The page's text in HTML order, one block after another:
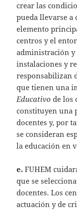
crear las
pueda llevarse a
elemento
centros y el
administración y
instalaciones y
responsabilizan
que tienen una
Educativo de los
constituyen una
docentes y, por
se consideran
la educación en
e.FUHEM
que se
docentes. Los
actuación y de